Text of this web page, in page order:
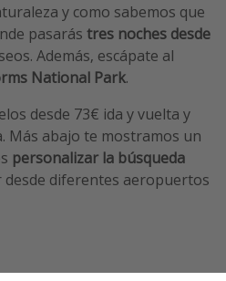
y como sabemos que
pasarás tres noches desde
Además, escápate al
National Park.
desde 73€ ida y vuelta y
Más abajo te mostramos un
personalizar la búsqueda
diferentes aeropuertos